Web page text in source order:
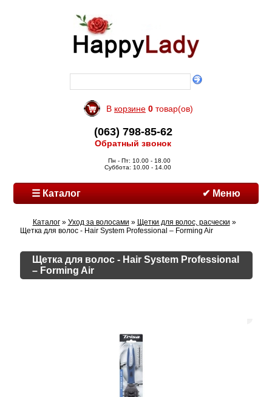
В корзине 0 товар(ов)
(063) 798-85-62
Обратный звонок
Пн - Пт: 10.00 - 18.00
Суббота: 10.00 - 14.00
☰ Каталог ✔ Меню
Каталог» Уход за волосами » Щетки для волос, расчески »
Щетка для волос - Hair System Professional – Forming Air
Щетка для волос - Hair System Professional
– Forming Air